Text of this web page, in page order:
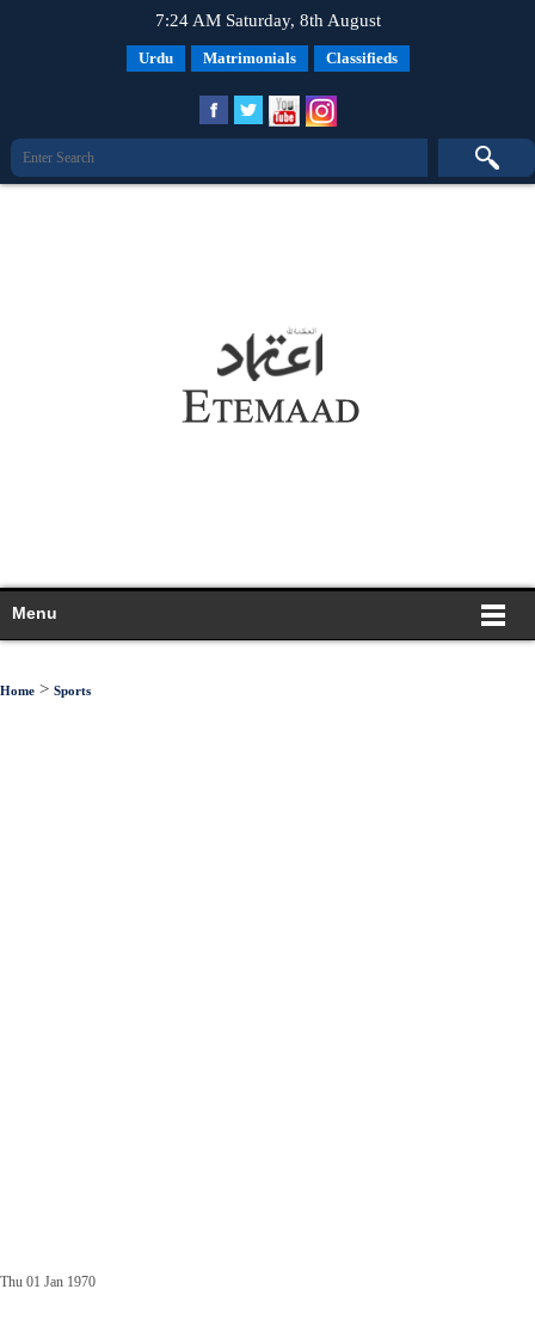
7:24 AM Saturday, 8th August
Urdu Matrimonials Classifieds
Menu
Home > Sports
Thu 01 Jan 1970